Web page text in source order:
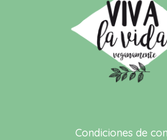
Condiciones de